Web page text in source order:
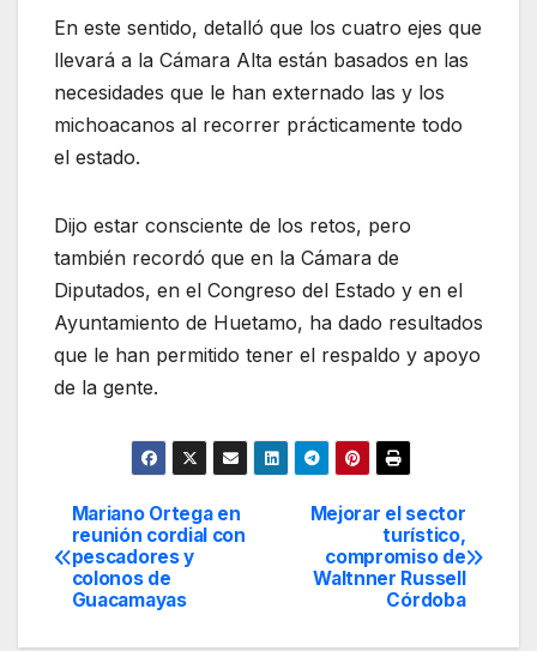
En este sentido, detalló que los cuatro ejes que
llevará a la Cámara Alta están basados en las
necesidades que le han externado las y los
michoacanos al recorrer prácticamente todo
el estado.
Dijo estar consciente de los retos, pero
también recordó que en la Cámara de
Diputados, en el Congreso del Estado y en el
Ayuntamiento de Huetamo, ha dado resultados
que le han permitido tener el respaldo y apoyo
de la gente.
Navegación
de
entradas
Mejorar el sector
turístico,
compromiso de
Waltnner Russell
Córdoba
Mariano Ortega en
reunión cordial con
pescadores y
colonos de
Guacamayas